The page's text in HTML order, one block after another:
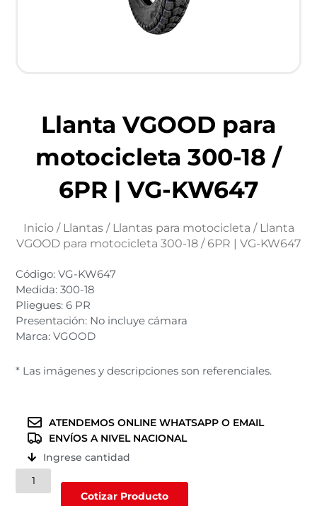
Llanta VGOOD para
motocicleta 300-18 /
6PR | VG-KW647
Inicio/ Llantas/ Llantas para motocicleta / Llanta
VGOOD para motocicleta 300-18 / 6PR | VG-KW647
Código: VG-KW647
Medida: 300-18
Pliegues: 6 PR
Presentación: No incluye cámara
Marca: VGOOD
* Las imágenes y descripciones son referenciales.
ATENDEMOS ONLINE WHATSAPP O EMAIL
ENVÍOS A NIVEL NACIONAL
Ingrese cantidad
Llanta
VGOOD
Cotizar Producto